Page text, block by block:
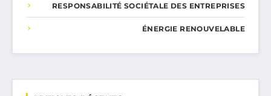
RESPONSABILITÉ SOCIÉTALE DES ENTREPRISES
ÉNERGIE RENOUVELABLE